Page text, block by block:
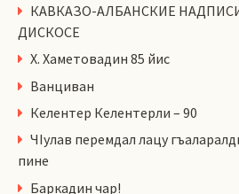
КАВКАЗО-АЛБАНСКИЕ
ДИСКОСЕ
Х. Хаметовадин 85 йис
Ванциван
Келентер Келентерли – 90
ЧIулав перемдал лацу
пине
Баркадин чар!